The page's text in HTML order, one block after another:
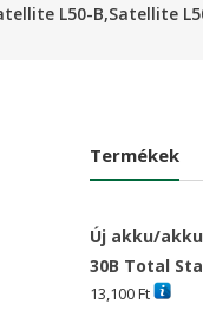
L50-B,Satellite
Termékek
Új akku/
30B Total
13,100Ft